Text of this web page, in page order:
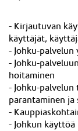
- Kirjautuvan
käyttäjät,
- Johku-palvelun
- Johku-
hoitaminen
- Johku-
parantaminen ja
-
- Johkun